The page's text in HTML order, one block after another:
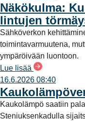
Näkökulma:
lintujen
Sähköverkon
toimintavarmuutena,
ympäröivään luontoon.
Lue lisää
16.6.2026 08:40
Kaukolämpö saatiin
Steniuksenkadulla